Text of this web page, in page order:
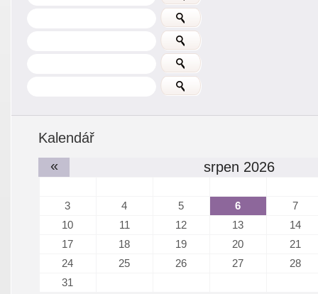
Kalendář
«
srpen 2026
3 4 5 6
7
10
11 12 13
14
17
18 19 20
21
24
25 26 27
28
31